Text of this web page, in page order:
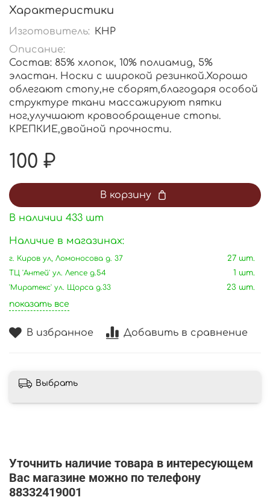
В избранное Добавить в сравнение
Характеристики
Изготовитель: КНР
Описание:
Состав: 85% хлопок, 10% полиамид, 5%
эластан. Носки с широкой резинкой.Хорошо
облегают стопу,не сборят,благодаря особой
структуре ткани массажируют пятки
ног,улучшают кровообращение стопы.
КРЕПКИЕ,двойной прочности.
100 ₽
В корзину
В наличии 433 шт
Наличие в магазинах:
г. Киров ул, Ломоносова д. 37
27 шт.
ТЦ 'Антей' ул. Лепсе д.54
1 шт.
'Миратекс' ул. Щорса д.33
23 шт.
показать все
Выбрать
Уточнить наличие товара в интересующем
Вас магазине можно по телефону
88332419001